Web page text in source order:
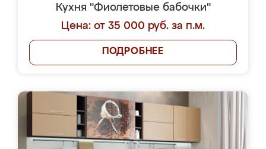
Кухня "Фиолетовые бабочки"
Цена: от 35 000 руб. за п.м.
ПОДРОБНЕЕ